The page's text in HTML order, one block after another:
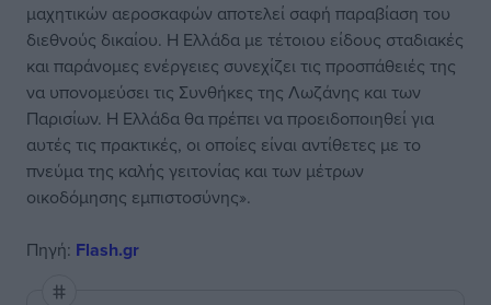
μαχητικών αεροσκαφών αποτελεί σαφή παραβίαση του
διεθνούς δικαίου. Η Ελλάδα με τέτοιου είδους σταδιακές
και παράνομες ενέργειες συνεχίζει τις προσπάθειές της
να υπονομεύσει τις Συνθήκες της Λωζάνης και των
Παρισίων. Η Ελλάδα θα πρέπει να προειδοποιηθεί για
αυτές τις πρακτικές, οι οποίες είναι αντίθετες με το
πνεύμα της καλής γειτονίας και των μέτρων
οικοδόμησης εμπιστοσύνης».
Πηγή: Flash.gr